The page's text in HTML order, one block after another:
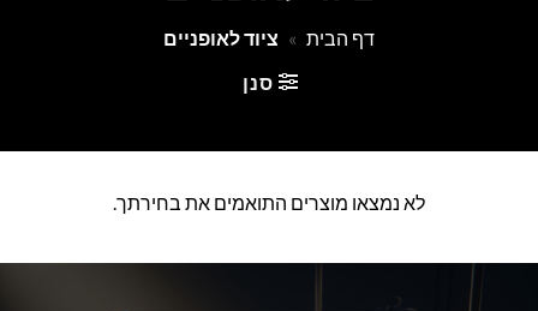
דף הבית » ציוד לאופניים
סנן
לא נמצאו מוצרים התואמים את בחירתך.